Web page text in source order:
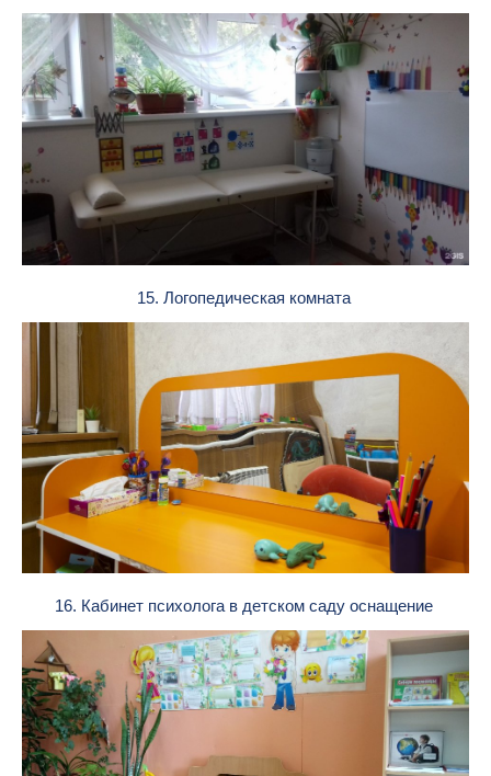
15. Логопедическая комната
16. Кабинет психолога в детском саду оснащение